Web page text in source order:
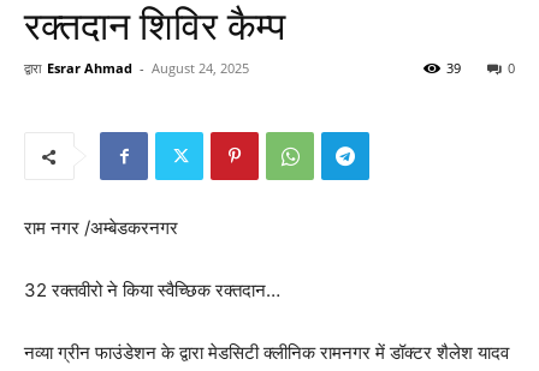
रक्तदान शिविर कैम्प
द्वारा Esrar Ahmad - August 24, 2025 0
39
राम नगर /अम्बेडकरनगर
32 रक्तवीरो ने किया स्वैच्छिक रक्तदान…
नव्या ग्रीन फाउंडेशन के द्वारा मेडसिटी क्लीनिक रामनगर में डॉक्टर शैलेश यादव